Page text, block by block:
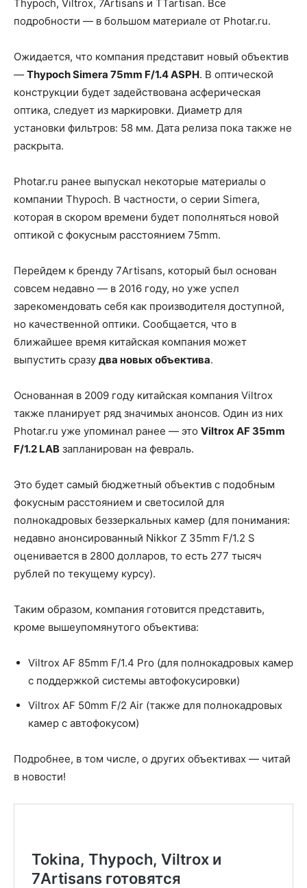
Thypoch, Viltrox, 7Artisans и TTartisan. Все
подробности — в большом материале от Photar.ru.
Ожидается, что компания представит новый объектив
— Thypoch Simera 75mm F/1.4 ASPH. В оптической
конструкции будет задействована асферическая
оптика, следует из маркировки. Диаметр для
установки фильтров: 58 мм. Дата релиза пока также не
раскрыта.
Photar.ru ранее выпускал некоторые материалы о
компании Thypoch. В частности, о серии Simera,
которая в скором времени будет пополняться новой
оптикой с фокусным расстоянием 75mm.
Перейдем к бренду 7Artisans, который был основан
совсем недавно — в 2016 году, но уже успел
зарекомендовать себя как производителя доступной,
но качественной оптики. Сообщается, что в
ближайшее время китайская компания может
выпустить сразу два новых объектива.
Основанная в 2009 году китайская компания Viltrox
также планирует ряд значимых анонсов. Один из них
Photar.ru уже упоминал ранее — это Viltrox AF 35mm
F/1.2 LAB запланирован на февраль.
Это будет самый бюджетный объектив с подобным
фокусным расстоянием и светосилой для
полнокадровых беззеркальных камер (для понимания:
недавно анонсированный Nikkor Z 35mm F/1.2 S
оценивается в 2800 долларов, то есть 277 тысяч
рублей по текущему курсу).
Таким образом, компания готовится представить,
кроме вышеупомянутого объектива:
Viltrox AF 85mm F/1.4 Pro (для полнокадровых камер
с поддержкой системы автофокусировки)
Viltrox AF 50mm F/2 Air (также для полнокадровых
камер с автофокусом)
Подробнее, в том числе, о других объективах — читай
в новости!